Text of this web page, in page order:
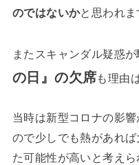
のではないかと思われま
またスキャンダル疑惑
の日』の欠席も理由
当時は新型コロナの影
ので少しでも熱があれ
た可能性が高いと考えら